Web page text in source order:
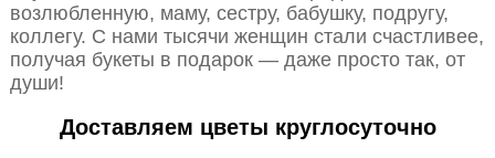
возлюбленную, маму, сестру, бабушку, подругу,
коллегу. С нами тысячи женщин стали счастливее,
получая букеты в подарок — даже просто так, от
души!
Доставляем цветы круглосуточно